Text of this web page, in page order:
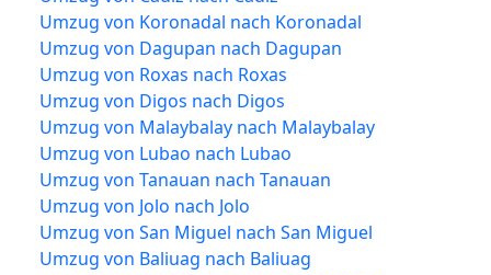
Umzug von Koronadal nach Koronadal
Umzug von Dagupan nach Dagupan
Umzug von Roxas nach Roxas
Umzug von Digos nach Digos
Umzug von Malaybalay nach Malaybalay
Umzug von Lubao nach Lubao
Umzug von Tanauan nach Tanauan
Umzug von Jolo nach Jolo
Umzug von San Miguel nach San Miguel
Umzug von Baliuag nach Baliuag